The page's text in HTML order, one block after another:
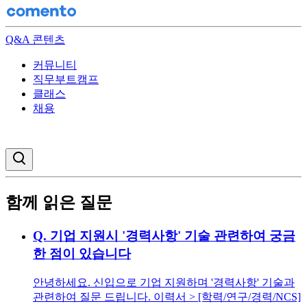
Q&A 콘텐츠
커뮤니티
직무부트캠프
클래스
채용
함께 읽은 질문
Q. 기업 지원시 '경력사항' 기술 관련하여 궁금
한 점이 있습니다
안녕하세요. 신입으로 기업 지원하며 '경력사항' 기술과
관련하여 질문 드립니다. 이력서 > [학력/연구/경력/NCS]